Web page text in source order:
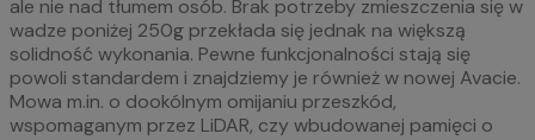
ale nie nad tłumem osób. Brak potrzeby zmieszczenia się w
wadze poniżej 250g przekłada się jednak na większą
solidność wykonania. Pewne funkcjonalności stają się
powoli standardem i znajdziemy je również w nowej Avacie.
Mowa m.in. o dookólnym omijaniu przeszkód,
wspomaganym przez LiDAR, czy wbudowanej pamięci o